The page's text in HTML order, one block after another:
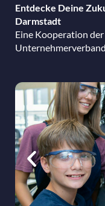
Entdecke Deine
Darmstadt
Eine Kooperation